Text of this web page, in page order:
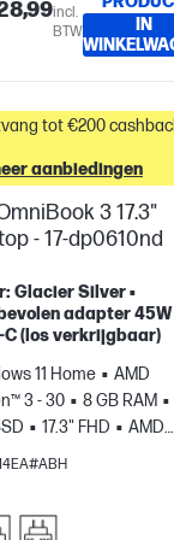
incl.
BTW
IN
tot €200
aanbiedingen
3 17.3"
- 17-dp0610nd
Glacier Silver •
adapter 45W
C (los verkrijgbaar)
11 Home
AMD
3 - 30
8 GB RAM
17.3" FHD
AMD
610M-videokaart